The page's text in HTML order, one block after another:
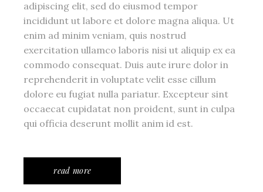
adipiscing elit, sed do eiusmod tempor
incididunt ut labore et dolore magna aliqua. Ut
enim ad minim veniam, quis nostrud
exercitation ullamco laboris nisi ut aliquip ex ea
commodo consequat. Duis aute irure dolor in
reprehenderit in voluptate velit esse cillum
dolore eu fugiat nulla pariatur. Excepteur sint
occaecat cupidatat non proident, sunt in culpa
qui officia deserunt mollit anim id est.
read more